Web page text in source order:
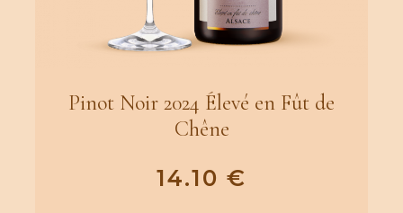
Pinot Noir 2024 Élevé en Fût de
Chêne
14.10 €